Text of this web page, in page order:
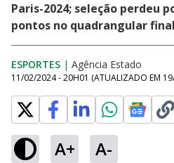
Paris-2024; seleção perdeu
pontos no quadrangular final
ESPORTES | Agência Estado
11/02/2024 - 20H01 (ATUALIZADO EM
A+ A-